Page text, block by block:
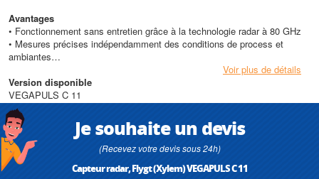
Avantages
• Fonctionnement sans entretien grâce à la technologie radar à 80 GHz
• Mesures précises indépendamment des conditions de process et
ambiantes
• Capteur économique pour des tâches de mesure simples
Conception
• Matériaux en contact avec le produit : PVDF
• Boîtier optimisé en PVDF avec protection IP66/IP68 (3 bar)
• Paramétrage sans fil par Bluetooth
Caractéristiques techniques
• Plage de mesure : jusqu'à 8 m
Voir plus de détails
Version disponible
VEGAPULS C 11
Je souhaite un devis
(Recevez votre devis sous 24h)
Capteur radar, Flygt (Xylem) VEGAPULS C 11